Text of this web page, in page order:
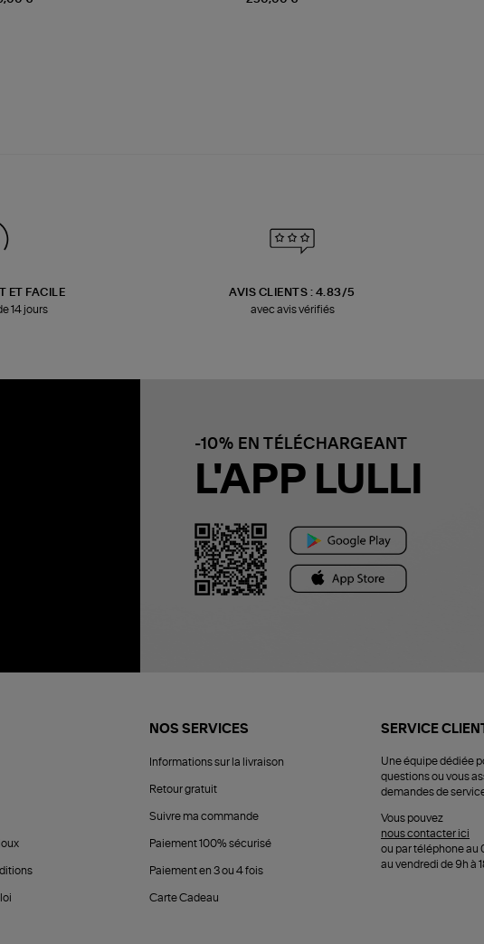
ET FACILE
14 jours
AVIS CLIENTS : 4.83/5
avec avis vérifiés
-10% EN TÉLÉCHARGEANT
L'APP LULLI
NOS SERVICES
Informations sur la livraison
Retour gratuit
Suivre ma commande
Paiement 100% sécurisé
Paiement en 3 ou 4 fois
Carte Cadeau
SERVICE CLIENT
Une équipe dédiée
questions ou vous
demandes de
Vous pouvez
nous contacter ici
ou par téléphone au
au vendredi de 9h à